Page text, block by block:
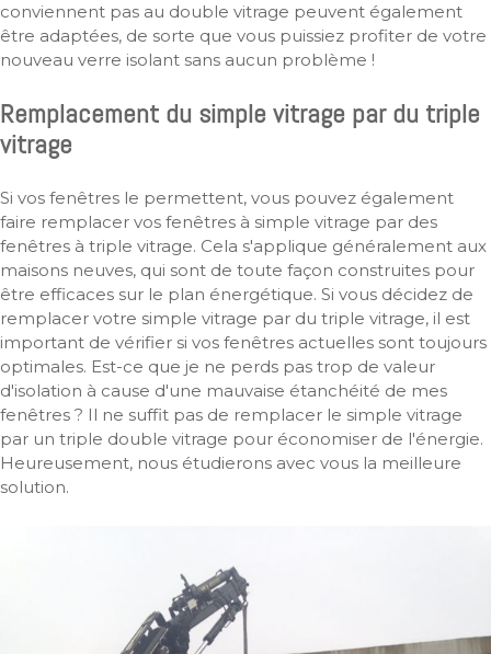
conviennent pas au double vitrage peuvent également
être adaptées, de sorte que vous puissiez profiter de votre
nouveau verre isolant sans aucun problème !
Remplacement du simple vitrage par du triple
vitrage
Si vos fenêtres le permettent, vous pouvez également
faire remplacer vos fenêtres à simple vitrage par des
fenêtres à triple vitrage. Cela s'applique généralement aux
maisons neuves, qui sont de toute façon construites pour
être efficaces sur le plan énergétique. Si vous décidez de
remplacer votre simple vitrage par du triple vitrage, il est
important de vérifier si vos fenêtres actuelles sont toujours
optimales. Est-ce que je ne perds pas trop de valeur
d'isolation à cause d'une mauvaise étanchéité de mes
fenêtres ? Il ne suffit pas de remplacer le simple vitrage
par un triple double vitrage pour économiser de l'énergie.
Heureusement, nous étudierons avec vous la meilleure
solution.